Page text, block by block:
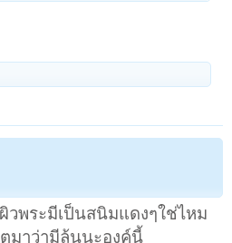
วพระมีเป็นสนิมแดงๆใช่ไหม
มาว่ามีลุ้นนะองค์นี้